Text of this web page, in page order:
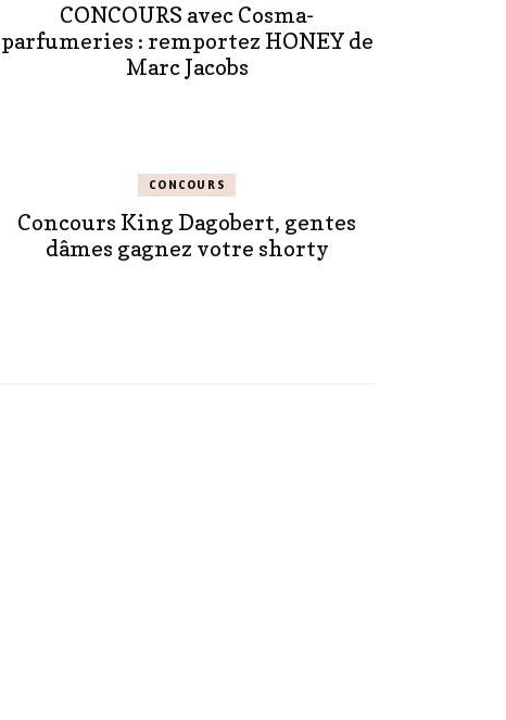
CONCOURS avec Cosma-
parfumeries : remportez HONEY de
Marc Jacobs
CONCOURS
Concours King Dagobert, gentes
dâmes gagnez votre shorty